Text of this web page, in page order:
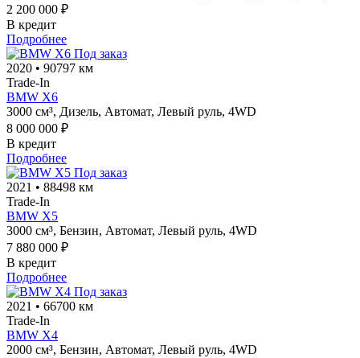
2 200 000 ₽
В кредит
Подробнее
Под заказ
2020 • 90797 км
Trade-In
BMW X6
3000 см³, Дизель, Автомат, Левый руль, 4WD
8 000 000 ₽
В кредит
Подробнее
Под заказ
2021 • 88498 км
Trade-In
BMW X5
3000 см³, Бензин, Автомат, Левый руль, 4WD
7 880 000 ₽
В кредит
Подробнее
Под заказ
2021 • 66700 км
Trade-In
BMW X4
2000 см³, Бензин, Автомат, Левый руль, 4WD